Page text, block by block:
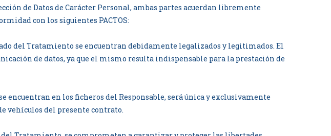
de Datos de Carácter Personal, ambas partes acuerdan libremente
con los siguientes PACTOS:
del Tratamiento se encuentran debidamente legalizados y legitimados. El
de datos, ya que el mismo resulta indispensable para la prestación de
encuentran en los ficheros del Responsable, será única y exclusivamente
vehículos del presente contrato.